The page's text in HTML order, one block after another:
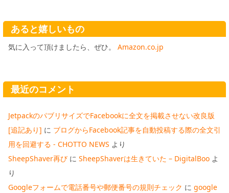
あると嬉しいもの
気に入って頂けましたら、ぜひ。 Amazon.co.jp
最近のコメント
JetpackのパブリサイズでFacebookに全文を掲載させない改良版
[追記あり] に ブログからFacebook記事を自動投稿する際の全文引
用を回避する - CHOTTO NEWS より
SheepShaver再び に SheepShaverは生きていた – DigitalBoo よ
り
Googleフォームで電話番号や郵便番号の規則チェック に google